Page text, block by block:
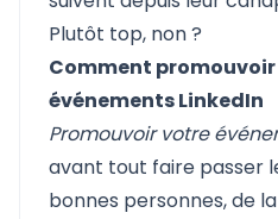
Plutôt top, non ?
Comment
événements LinkedIn
Promouvoir votre
avant tout faire passer
bonnes personnes, de